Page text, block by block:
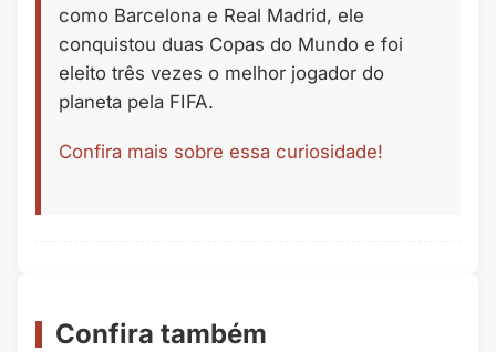
como Barcelona e Real Madrid, ele
conquistou duas Copas do Mundo e foi
eleito três vezes o melhor jogador do
planeta pela FIFA.
Confira mais sobre essa curiosidade!
Confira também